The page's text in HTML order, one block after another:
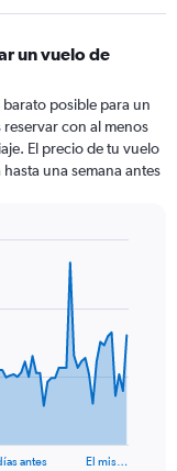
un vuelo de
posible para un
con al menos
El precio de tu vuelo
una semana antes
antes El mis…